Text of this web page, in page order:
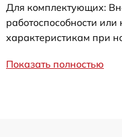
Для комплектующих:
работоспособности или
характеристикам при
Показать полностью